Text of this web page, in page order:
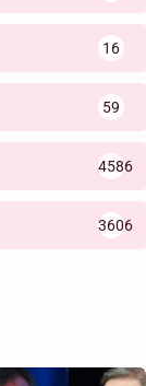
16
59
4586
3606